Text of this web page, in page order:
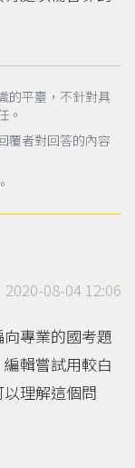
的平臺，不針對具
。
覆者對回答的內容
2020-08-04 12:06
專業的國考題
輯嘗試用較白
理解這個問